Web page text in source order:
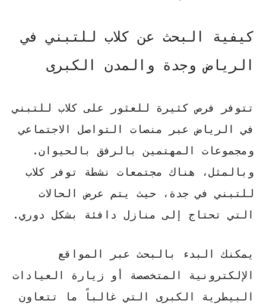
كيفية البحث عن كلاب للتبني في
الرياض وجدة والمدن الكبرى
تتوفر فرص كثيرة للعثور على كلاب للتبني
في الرياضعبر منصات التواصل الاجتماعي
ومجموعات المهتمين بالرفق بالحيوان.
وبالمثل، هناك مجتمعات نشطة توفر كلاب
للتبني في جدة ، حيث يتم عرض الحالات
التي تحتاج إلى منازل دافئة بشكل دوري.
يمكنك البدء بالبحث عبر المواقع
الإلكترونية المتخصصة أو زيارة العيادات
البيطرية الكبرى التي غالباً ما تتعاون